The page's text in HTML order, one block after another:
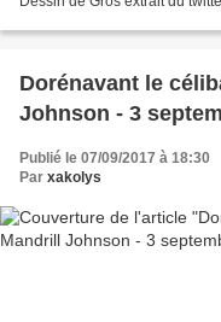
Dorénavant le
Johnson - 3
Publié le 07/09/2017 à 18:30
Par xakolys